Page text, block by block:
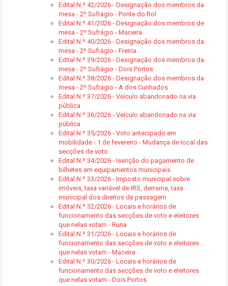
Edital N.º 42/2026 - Designação dos membros da
mesa - 2º Sufrágio - Ponte do Rol
Edital N.º 41/2026 - Designação dos membros de
mesa - 2º Sufrágio - Maceira
Edital N.º 40/2026 - Designação dos membros da
mesa - 2º Sufrágio - Freiria
Edital N.º 39/2026 - Designação dos membros da
mesa - 2º Sufrágio - Dois Portos
Edital N.º 38/2026 - Designação dos membros da
mesa - 2º Sufrágio - A dos Cunhados
Edital N.º 37/2026 - Veículo abandonado na via
pública
Edital N.º 36/2026 - Veículo abandonado na via
pública
Edital N.º 35/2026 - Voto antecipado em
mobilidade - 1 de fevereiro - Mudança de local das
secções de voto
Edital N.º 34/2026 - Isenção do pagamento de
bilhetes em equipamentos municipais
Edital N.º 33/2026 - Imposto municipal sobre
imóveis, taxa variável de IRS, derrama, taxa
municipal dos direitos de passagem
Edital N.º 32/2026 - Locais e horários de
funcionamento das secções de voto e eleitores
que nelas votam - Runa
Edital N.º 31/2026 - Locais e horários de
funcionamento das secções de voto e eleitores
que nelas votam - Maceira
Edital N.º 30/2026 - Locais e horários de
funcionamento das secções de voto e eleitores
que nelas votam - Dois Portos